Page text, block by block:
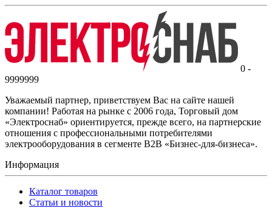
0 -
9999999
Уважаемый партнер, приветствуем Вас на сайте нашей
компании! Работая на рынке с 2006 года, Торговый дом
«Электроснаб» ориентируется, прежде всего, на партнерские
отношения с профессиональными потребителями
электрооборудования в сегменте B2B «Бизнес-для-бизнеса».
Информация
Каталог товаров
Статьи и новости